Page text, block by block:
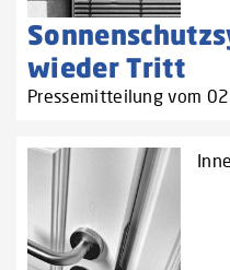
wieder Tritt
Pressemitteilung vom